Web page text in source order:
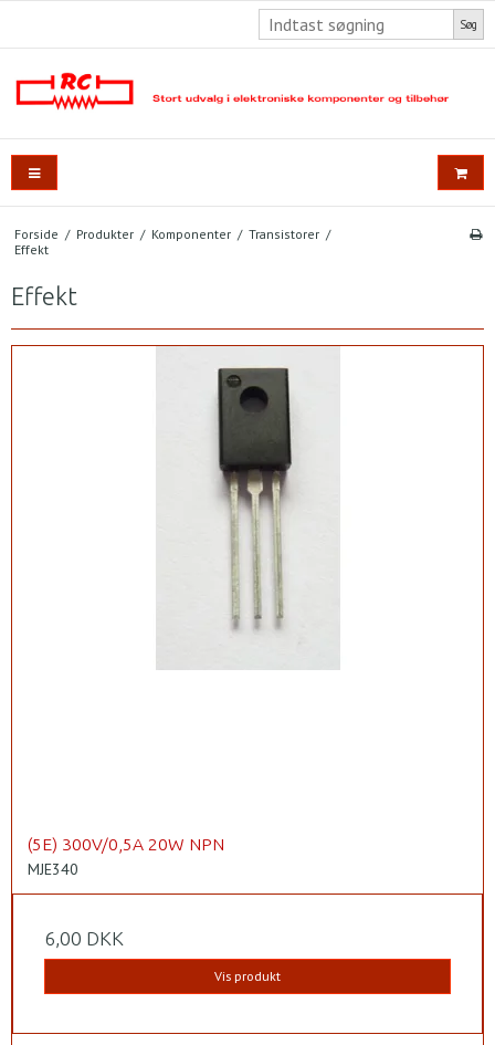
Søg
Forside / Produkter / Komponenter / Transistorer /
Effekt
Effekt
(5E) 300V/0,5A 20W NPN
MJE340
6,00 DKK
Vis produkt